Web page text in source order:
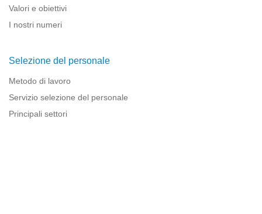
Valori e obiettivi
I nostri numeri
Selezione del personale
Metodo di lavoro
Servizio selezione del personale
Principali settori